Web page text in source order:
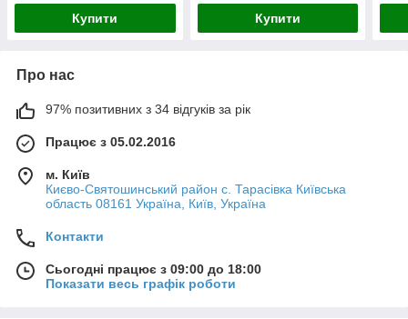
Купити Купити
Про нас
97% позитивних з 34 відгуків за рік
Працює з 05.02.2016
м. Київ
Києво-Святошинський район с. Тарасівка Київська
область 08161 Україна, Київ, Україна
Контакти
Сьогодні працює з 09:00 до 18:00
Показати весь графік роботи